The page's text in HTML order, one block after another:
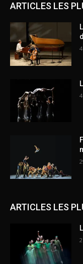
ARTICLES LES
ARTICLES LES